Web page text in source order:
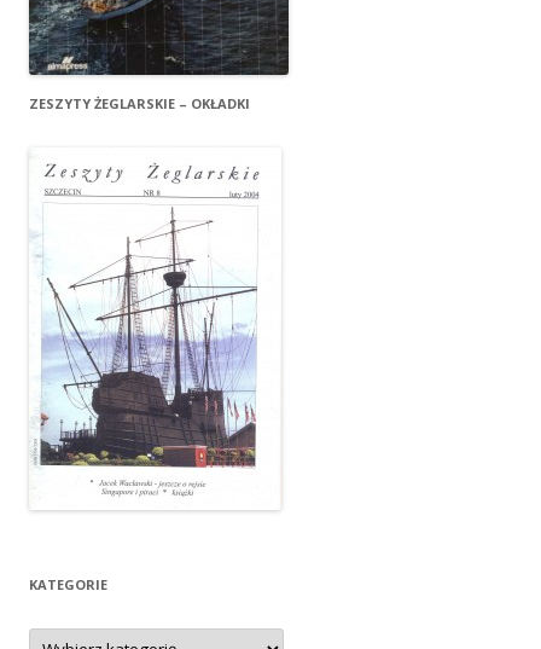
ZESZYTY ŻEGLARSKIE – OKŁADKI
KATEGORIE
Kategorie